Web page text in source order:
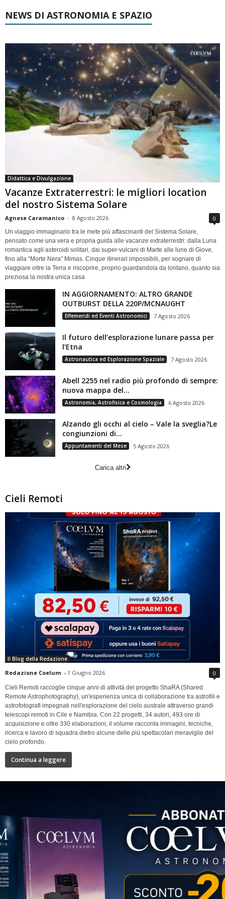
NEWS DI ASTRONOMIA E SPAZIO
Didattica e Divulgazione
Vacanze Extraterrestri: le migliori location
del nostro Sistema Solare
Agnese Caramanico - 8 Agosto 2026 0
Un viaggio immaginario tra le mete più affascinanti del Sistema Solare,
pensato come una vera e propria guida alle vacanze extraterrestri: dalla Luna
romantica agli asteroidi solitari, dai super-vulcani di Marte alle lune di Giove,
fino alla “Morte Nera” Mimas. Cinque itinerari impossibili, per sognare di
viaggiare oltre la Terra e riscoprire, proprio guardandola da lontano, quanto sia
preziosa la nostra unica casa
IN AGGIORNAMENTO: ALTRO GRANDE
OUTBURST DELLA 220P/MCNAUGHT
Effemeridi ed Eventi Astronomici 7 Agosto 2026
Il futuro dell’esplorazione lunare passa per
l’Etna
Astronautica ed Esplorazione Spaziale 7 Agosto 2026
Abell 2255 nel radio più profondo di sempre:
nuova mappa del...
Astronomia, Astrofisica e Cosmologia 6 Agosto 2026
Alzando gli occhi al cielo – Vale la sveglia?Le
congiunzioni di...
Appuntamenti del Mese 5 Agosto 2026
Carica altri
Cieli Remoti
Il Blog della Redazione
Redazione Coelum - 1 Giugno 2026 0
Cieli Remoti raccoglie cinque anni di attività del progetto ShaRA (Shared
Remote Astrophotography), un'esperienza unica di collaborazione tra astrofili e
astrofotografi impegnati nell'esplorazione del cielo australe attraverso grandi
telescopi remoti in Cile e Namibia. Con 22 progetti, 34 autori, 493 ore di
acquisizione e oltre 330 elaborazioni, il volume racconta immagini, tecniche,
ricerca e lavoro di squadra dietro alcune delle più spettacolari meraviglie del
cielo profondo.
Continua a leggere